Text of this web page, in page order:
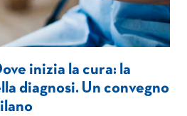
inizia la cura: la
diagnosi. Un convegno